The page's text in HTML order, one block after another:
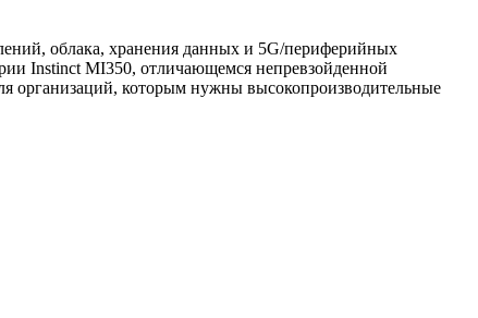
облака, хранения данных и 5G/периферийных
Instinct MI350, отличающемся непревзойденной
организаций, которым нужны высокопроизводительные